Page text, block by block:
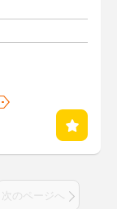
次のページへ